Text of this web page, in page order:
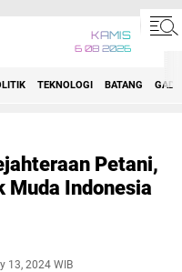
KAMIS
6 08 2026
TEKNOLOGI BATANG
Petani,
Muda Indonesia
13, 2024 WIB